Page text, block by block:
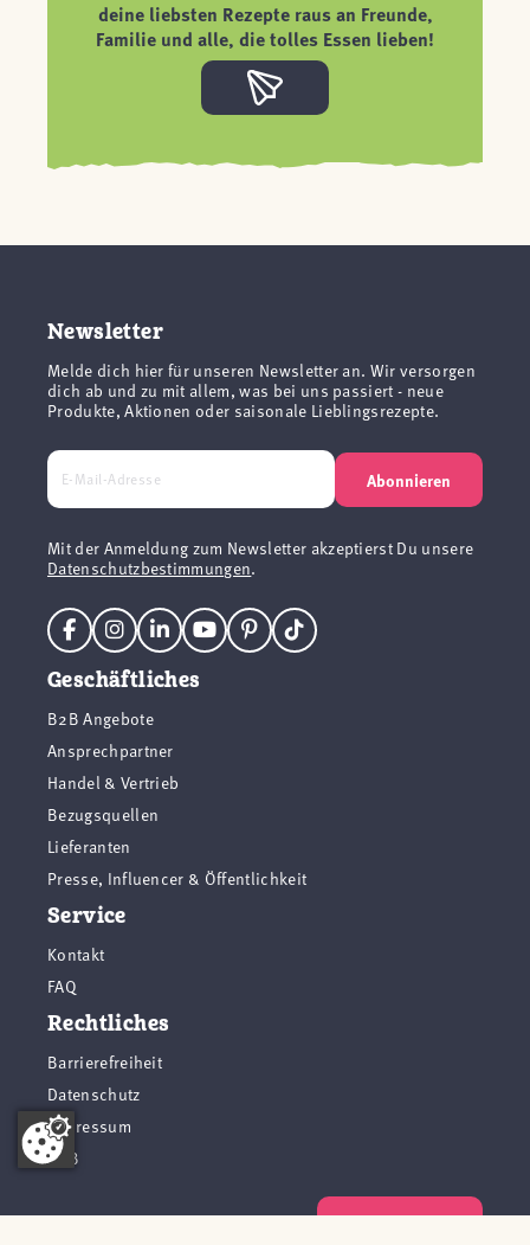
deine liebsten Rezepte raus an Freunde,
Familie und alle, die tolles Essen lieben!
Newsletter
Melde dich hier für unseren Newsletter an. Wir versorgen
dich ab und zu mit allem, was bei uns passiert - neue
Produkte, Aktionen oder saisonale Lieblingsrezepte.
Abonnieren
Mit der Anmeldung zum Newsletter akzeptierst Du unsere
Datenschutzbestimmungen.
Geschäftliches
B2B Angebote
Ansprechpartner
Handel & Vertrieb
Bezugsquellen
Lieferanten
Presse, Influencer & Öffentlichkeit
Service
Kontakt
FAQ
Rechtliches
Barrierefreiheit
Datenschutz
Impressum
AGB